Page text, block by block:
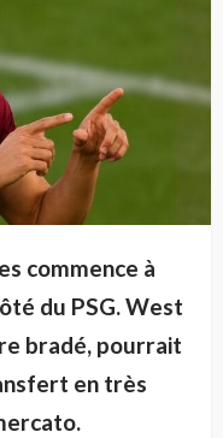
commence à
du PSG. West
bradé, pourrait
en très